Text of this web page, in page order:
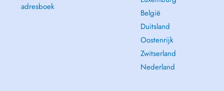
adresboek
België
Duitsland
Oostenrijk
Zwitserland
Nederland